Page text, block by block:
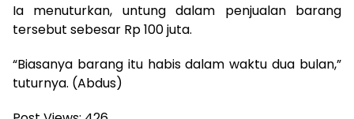
Ia menuturkan, untung dalam penjualan barang
tersebut sebesar Rp 100 juta.
“Biasanya barang itu habis dalam waktu dua bulan,”
tuturnya. (Abdus)